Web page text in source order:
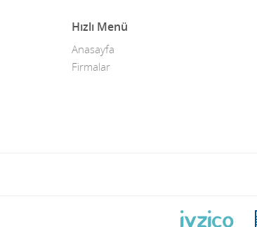
Hızlı Menü
Anasayfa
Firmalar